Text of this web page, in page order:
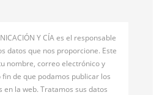
Y CÍA es el responsable
datos que nos proporcione. Este
nombre, correo electrónico y
de que podamos publicar los
en la web. Tratamos sus datos